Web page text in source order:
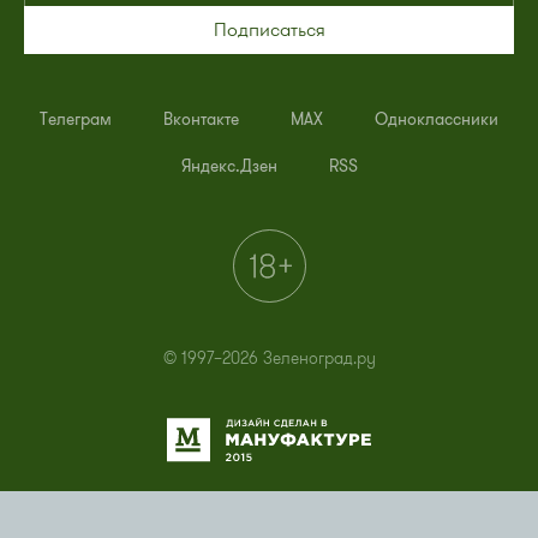
Подписаться
Телеграм Вконтакте MAX Одноклассники
Яндекс.Дзен RSS
© 1997–2026 Зеленоград.ру